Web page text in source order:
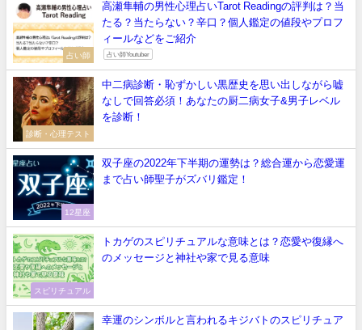
占い師
高瀬隼輔の男性心理占いTarot Readingの評判は？当
たる？当たらない？辛口？個人鑑定の値段やプロフ
ィールなどをご紹介
占い師Youtuber
診断・心理テスト
中二病診断・恥ずかしい黒歴史を思い出しながら嘘
なしで回答必須！あなたの厨二病女子&男子レベル
を診断！
12星座
双子座の2022年下半期の運勢は？総合運から恋愛運
まで占い師聖子がズバリ鑑定！
スピリチュアル
トカゲのスピリチュアルな意味とは？恋愛や復縁へ
のメッセージと神社や家で見る意味
幸運のシンボルと言われるキジバトのスピリチュア